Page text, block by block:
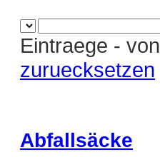
Eintraege - von
zuruecksetzen
Abfallsäcke